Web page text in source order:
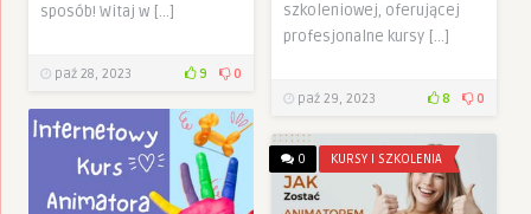
szkoleniowej, oferującej
profesjonalne kursy […]
paź 29, 2023 8 0
sposób! Witaj w […]
paź 28, 2023 9 0
0 KURSY I SZKOLENIA